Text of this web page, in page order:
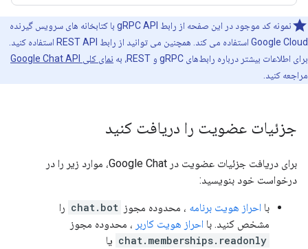
نمونه کد موجود در این صفحه از رابط gRPC API با کتابخانه های سرویس گیرنده
Google Cloud استفاده می کند. همچنین می توانید از رابط REST API استفاده کنید.
برای اطلاعات بیشتر درباره رابط‌های gRPC و REST، به
نمای کلی Google Chat API
مراجعه کنید.
جزئیات عضویت را دریافت کنید
برای دریافت جزئیات عضویت در Google Chat، موارد زیر را در
درخواست خود بنویسید:
با احراز هویت برنامه ، محدوده مجوز chat.bot را
مشخص کنید. با احراز هویت کاربر ، محدوده مجوز
chat.memberships.readonly یا